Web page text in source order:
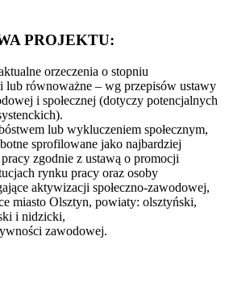
PROJEKTU:
orzeczenia o stopniu
lub równoważne – wg przepisów ustawy
i społecznej (dotyczy potencjalnych
lub wykluczeniem społecznym,
sprofilowane jako najbardziej
zgodnie z ustawą o promocji
rynku pracy oraz osoby
aktywizacji społeczno-zawodowej,
miasto Olsztyn, powiaty: olsztyński,
i nidzicki,
zawodowej.